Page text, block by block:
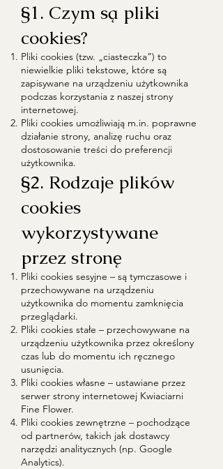
§1. Czym są pliki
cookies?
Pliki cookies (tzw. „ciasteczka”) to
niewielkie pliki tekstowe, które są
zapisywane na urządzeniu użytkownika
podczas korzystania z naszej strony
internetowej.
Pliki cookies umożliwiają m.in. poprawne
działanie strony, analizę ruchu oraz
dostosowanie treści do preferencji
użytkownika.
§2. Rodzaje plików
cookies
wykorzystywane
przez stronę
Pliki cookies sesyjne – są tymczasowe i
przechowywane na urządzeniu
użytkownika do momentu zamknięcia
przeglądarki.
Pliki cookies stałe – przechowywane na
urządzeniu użytkownika przez określony
czas lub do momentu ich ręcznego
usunięcia.
Pliki cookies własne – ustawiane przez
serwer strony internetowej Kwiaciarni
Fine Flower.
Pliki cookies zewnętrzne – pochodzące
od partnerów, takich jak dostawcy
narzędzi analitycznych (np. Google
Analytics).